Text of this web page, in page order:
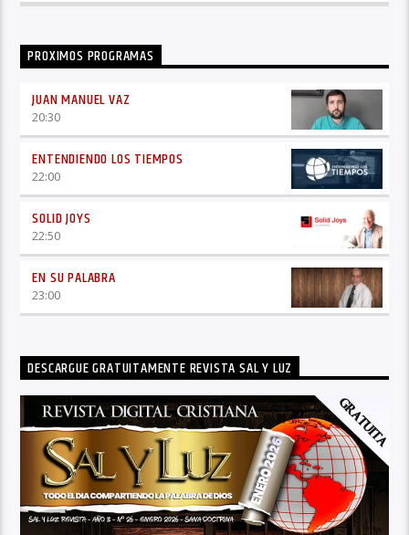
PROXIMOS PROGRAMAS
JUAN MANUEL VAZ
20:30
ENTENDIENDO LOS TIEMPOS
22:00
SOLID JOYS
22:50
EN SU PALABRA
23:00
DESCARGUE GRATUITAMENTE REVISTA SAL Y LUZ